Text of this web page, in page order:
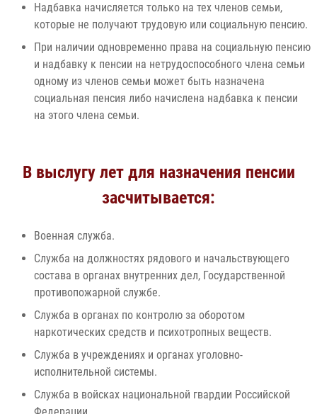
Надбавка начисляется только на тех членов семьи,
которые не получают трудовую или социальную пенсию.
При наличии одновременно права на социальную пенсию
и надбавку к пенсии на нетрудоспособного члена семьи
одному из членов семьи может быть назначена
социальная пенсия либо начислена надбавка к пенсии
на этого члена семьи.
В выслугу лет для назначения пенсии
засчитывается:
Военная служба.
Служба на должностях рядового и начальствующего
состава в органах внутренних дел, Государственной
противопожарной службе.
Служба в органах по контролю за оборотом
наркотических средств и психотропных веществ.
Служба в учреждениях и органах уголовно-
исполнительной системы.
Служба в войсках национальной гвардии Российской